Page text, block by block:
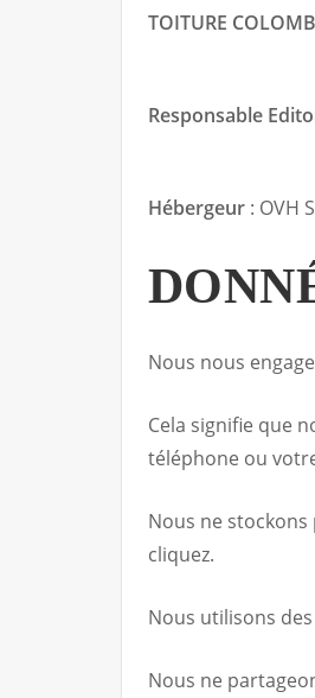
TOITURE
Responsable
Hébergeur : OVH
Nous nous
Cela signifie que
téléphone ou
Nous ne
cliquez.
Nous utilisons
Nous ne